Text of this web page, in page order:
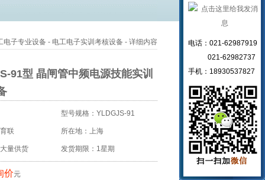
电子专业设备 - 电工电子实训考核设备 - 详细内容
91型 晶闸管中频电源技能实训
型号规格：YLDGJS-91
联 所在地：上海
量供货 发货期限：1星期
价元
电话：021-62987919
021-62982737
手机：18930537827